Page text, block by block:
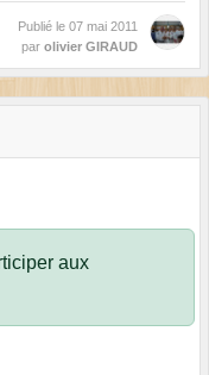
Publié le 07 mai 2011
par olivier GIRAUD
aux